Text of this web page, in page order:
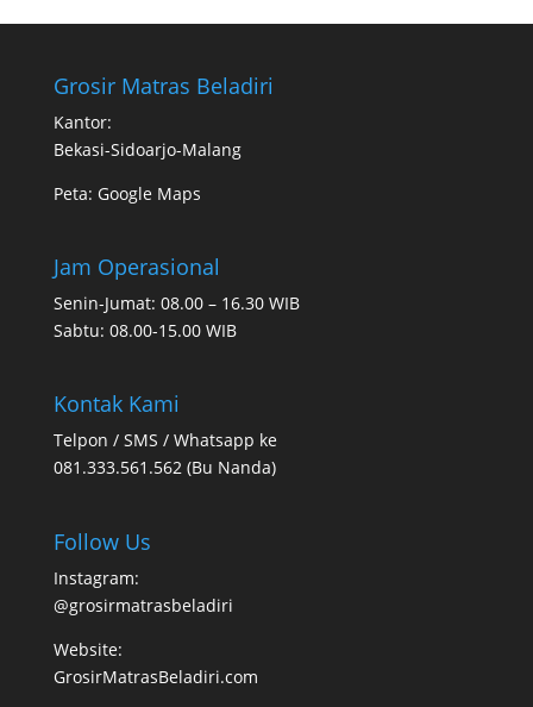
Grosir Matras Beladiri
Kantor:
Bekasi-Sidoarjo-Malang
Peta: Google Maps
Jam Operasional
Senin-Jumat: 08.00 – 16.30 WIB
Sabtu: 08.00-15.00 WIB
Kontak Kami
Telpon / SMS / Whatsapp ke
081.333.561.562 (Bu Nanda)
Follow Us
Instagram:
@grosirmatrasbeladiri
Website:
GrosirMatrasBeladiri.com